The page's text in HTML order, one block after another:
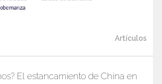
Artículos
El estancamiento de China en